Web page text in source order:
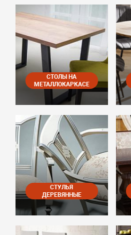
СТОЛЫ НА
МЕТАЛЛОКАРКАСЕ
СТУЛЬЯ
ДЕРЕВЯННЫЕ